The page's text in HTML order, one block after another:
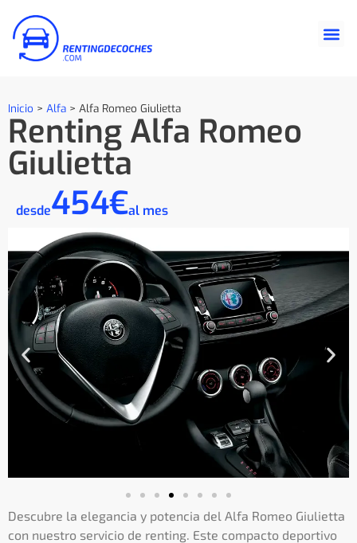
Inicio > Alfa > Alfa Romeo Giulietta
Renting Alfa Romeo
Giulietta
desde454€al mes
Descubre la elegancia y potencia del Alfa Romeo Giulietta
con nuestro servicio de renting. Este compacto deportivo